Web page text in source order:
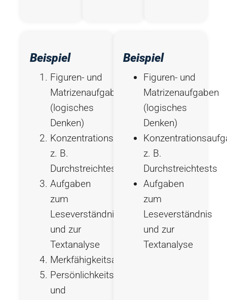
Beispiel
Figuren- und
Matrizenaufgaben
(logisches
Denken)
Konzentrationsaufgaben,
z. B.
Durchstreichtests
Aufgaben
zum
Leseverständnis
und zur
Textanalyse
Merkfähigkeitsaufgaben
Persönlichkeits-
und
Beispiel
Figuren- und
Matrizenaufgaben
(logisches
Denken)
z. B.
Durchstreichtests
Aufgaben
zum
Leseverständnis
und zur
Textanalyse